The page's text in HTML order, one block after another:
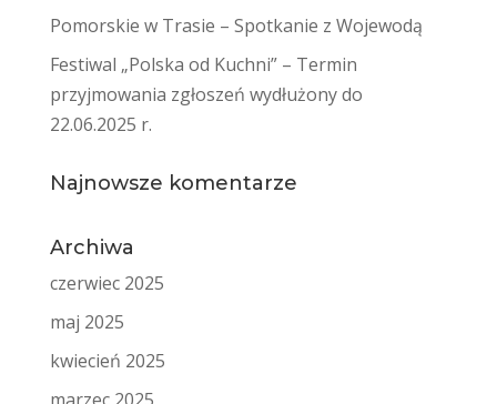
Pomorskie w Trasie – Spotkanie z Wojewodą
Festiwal „Polska od Kuchni” – Termin
przyjmowania zgłoszeń wydłużony do
22.06.2025 r.
Najnowsze komentarze
Archiwa
czerwiec 2025
maj 2025
kwiecień 2025